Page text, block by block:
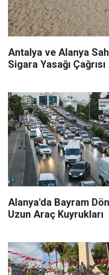
Antalya ve Alanya
Sigara Yasağı Çağrısı
Alanya'da Bayram
Uzun Araç Kuyrukları